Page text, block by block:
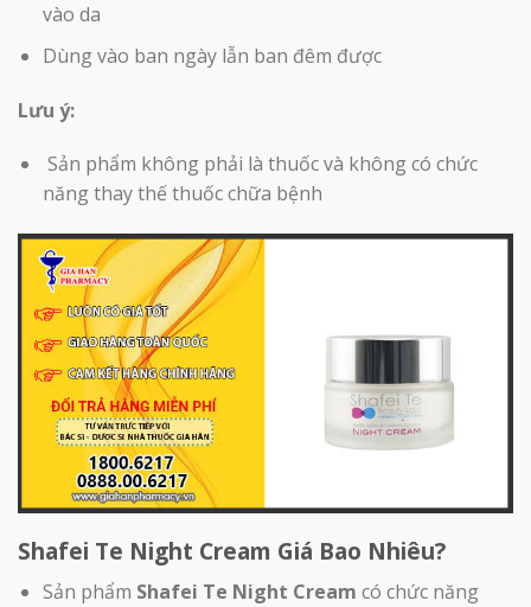
vào da
Dùng vào ban ngày lẫn ban đêm được
Lưu ý:
Sản phẩm không phải là thuốc và không có chức
năng thay thế thuốc chữa bệnh
Shafei Te Night Cream Giá Bao Nhiêu?
Sản phẩm Shafei Te Night Cream có chức năng